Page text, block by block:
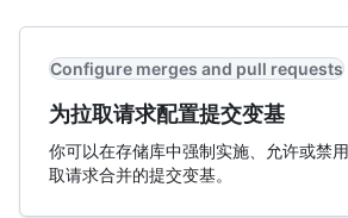
Configure merges and pull requests
为拉取请求配置提交变基
你可以在存储库中强制实施、允许或禁
取请求合并的提交变基。